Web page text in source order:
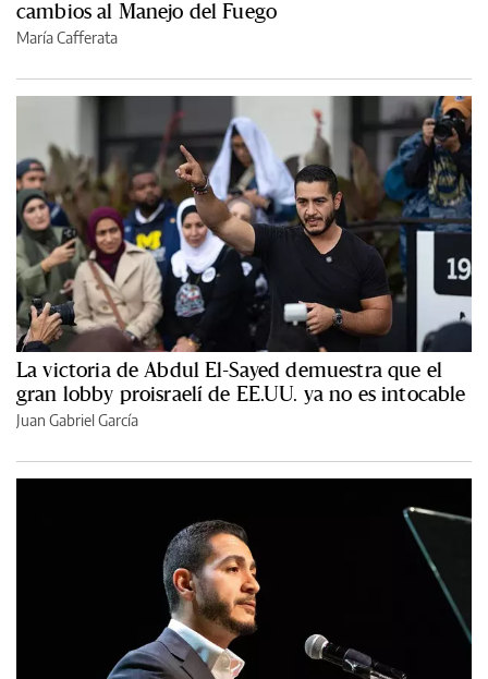
cambios al Manejo del Fuego
María Cafferata
La victoria de Abdul El-Sayed demuestra que el
gran lobby proisraelí de EE.UU. ya no es intocable
Juan Gabriel García